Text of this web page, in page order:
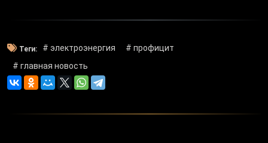
Теги: # электроэнергия
# профицит
# главная новость